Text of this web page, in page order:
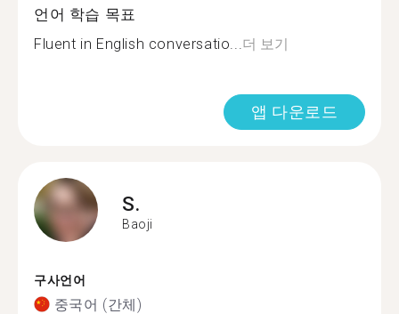
언어 학습 목표
Fluent in English conversatio...더 보기
앱 다운로드
S.
Baoji
구사언어
중국어 (간체)